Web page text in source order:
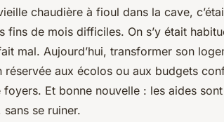
votre
aux
chaudière à fioul dans la cave,
fins de mois difficiles. On s’y était
mal. Aujourd’hui, transformer son
réservée aux écolos ou aux budgets
Et bonne nouvelle : les aides
se ruiner.